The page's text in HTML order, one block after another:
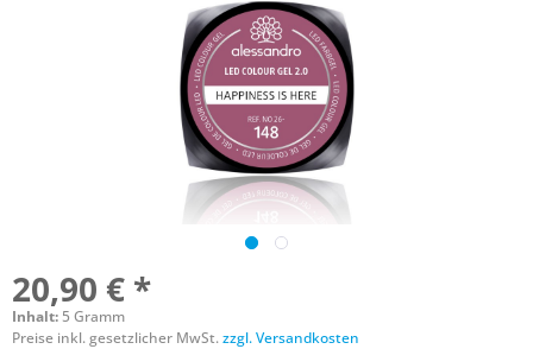
20,90 € *
Inhalt: 5 Gramm
Preise inkl. gesetzlicher MwSt.zzgl. Versandkosten